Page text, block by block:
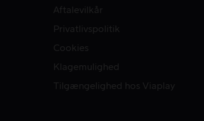
Aftalevilkår
Privatlivspolitik
Cookies
Klagemulighed
Tilgængelighed hos Viaplay